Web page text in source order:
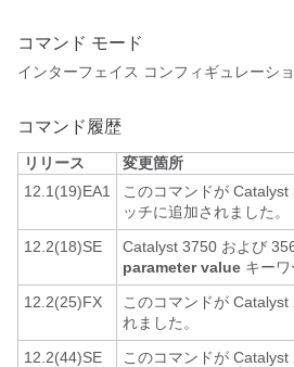
コマンド モード
インターフェイス コンフィギュレーシ
コマンド履歴
リリース
変更箇所
12.1(19)EA1
このコマンドが
ッチに追加されました。
12.2(18)SE
Catalyst 3750 および
parameter value キーワ
12.2(25)FX
このコマンドが
れました。
12.2(44)SE
このコマンドが